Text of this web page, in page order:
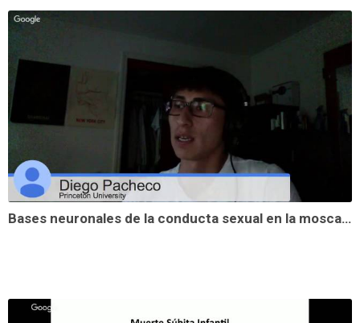
Bases neuronales de la conducta sexual en la mosca de la fruta - Diego Pacheco